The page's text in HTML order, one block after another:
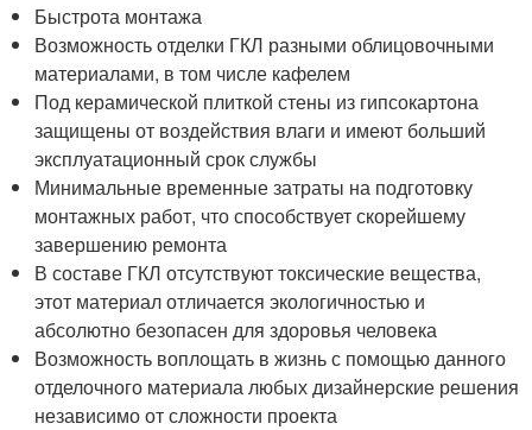
Быстрота монтажа
Возможность отделки ГКЛ разными облицовочными
материалами, в том числе кафелем
Под керамической плиткой стены из гипсокартона
защищены от воздействия влаги и имеют больший
эксплуатационный срок службы
Минимальные временные затраты на подготовку
монтажных работ, что способствует скорейшему
завершению ремонта
В составе ГКЛ отсутствуют токсические вещества,
этот материал отличается экологичностью и
абсолютно безопасен для здоровья человека
Возможность воплощать в жизнь с помощью данного
отделочного материала любых дизайнерские решения
независимо от сложности проекта